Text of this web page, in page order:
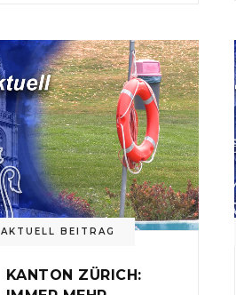
AKTUELL BEITRAG
KANTON ZÜRICH: